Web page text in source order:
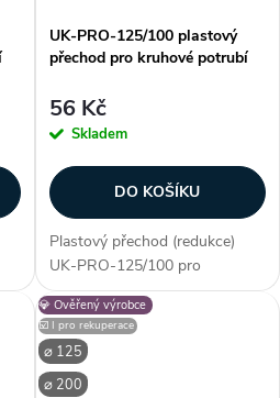
UK-PRO-125/100 plastový
přechod pro kruhové potrubí
56 Kč
Skladem
DO KOŠÍKU
Plastový přechod (redukce)
UK-PRO-125/100 pro
vzduchotechnické potrubí.
Slouží pro napojení potrubí o
průměru 125 mm s potrubím o
průměru 100 mm. Instalace je
snadná a...
⌀ 125
💎 Ověřený výrobce
⌀ 200
☑️ I pro rekuperace